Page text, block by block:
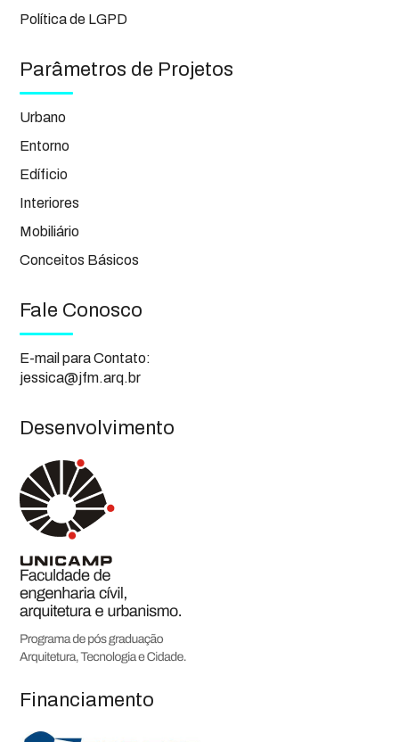
Política de LGPD
Parâmetros de Projetos
Urbano
Entorno
Edíficio
Interiores
Mobiliário
Conceitos Básicos
Fale Conosco
E-mail para Contato:
jessica@jfm.arq.br
Desenvolvimento
Financiamento